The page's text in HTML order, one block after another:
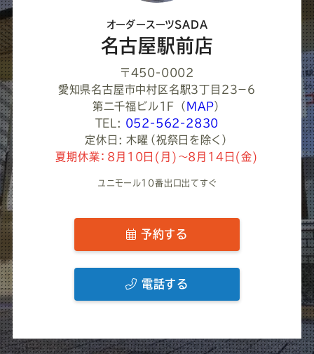
い
オーダースーツSADA
名古屋駅前店
〒450-0002
愛知県名古屋市中村区名駅３丁目２３−６
第二千福ビル1F
（ MAP）
TEL: 052-562-2830
定休日: 木曜（祝祭日を除く）
夏期休業：8月10日(月)～8月14日(金)
ユニモール10番出口出てすぐ
予約する
電話する